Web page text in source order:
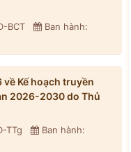
BCT
Ban hành:
Kế hoạch truyền
2026-2030 do Thủ
TTg
Ban hành: